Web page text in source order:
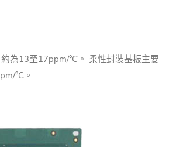
為13至17ppm/°C。 柔性封裝基板主要
°C。